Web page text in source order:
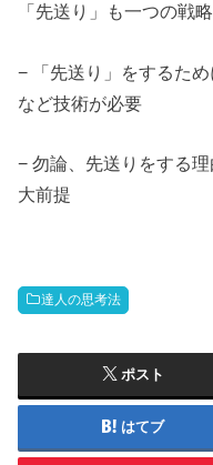
「先送り」も一つの戦略
− 「先送り」をするた
など技術が必要
− 勿論、先送りをする
大前提
達人の思考法
ポスト
はてブ